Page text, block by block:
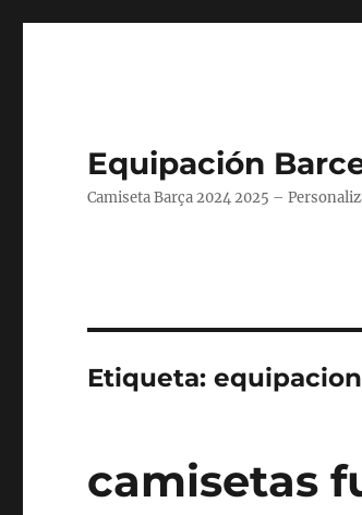
Equipación
Camiseta Barça 2024 2025 –
Etiqueta:
camisetas